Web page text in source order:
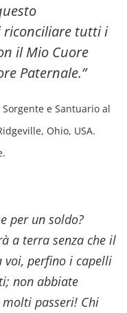
riconciliare tutti i
il Mio Cuore
Paternale.”
e Santuario al
Ohio, USA.
per un soldo?
a terra senza che il
voi, perfino i capelli
non abbiate
passeri! Chi